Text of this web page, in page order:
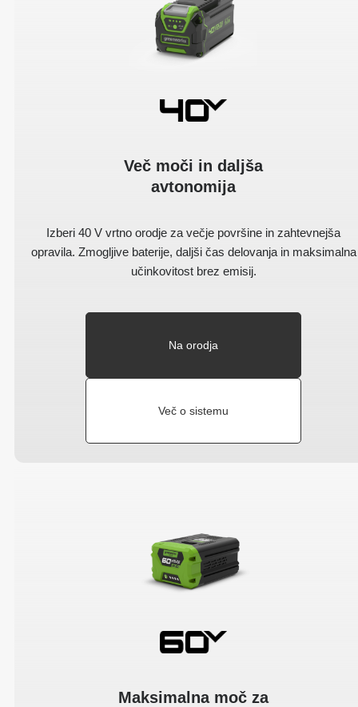
Več moči in daljša
avtonomija
Izberi 40 V vrtno orodje za večje površine in zahtevnejša
opravila. Zmogljive baterije, daljši čas delovanja in maksimalna
učinkovitost brez emisij.
Na orodja
Več o sistemu
Maksimalna moč za